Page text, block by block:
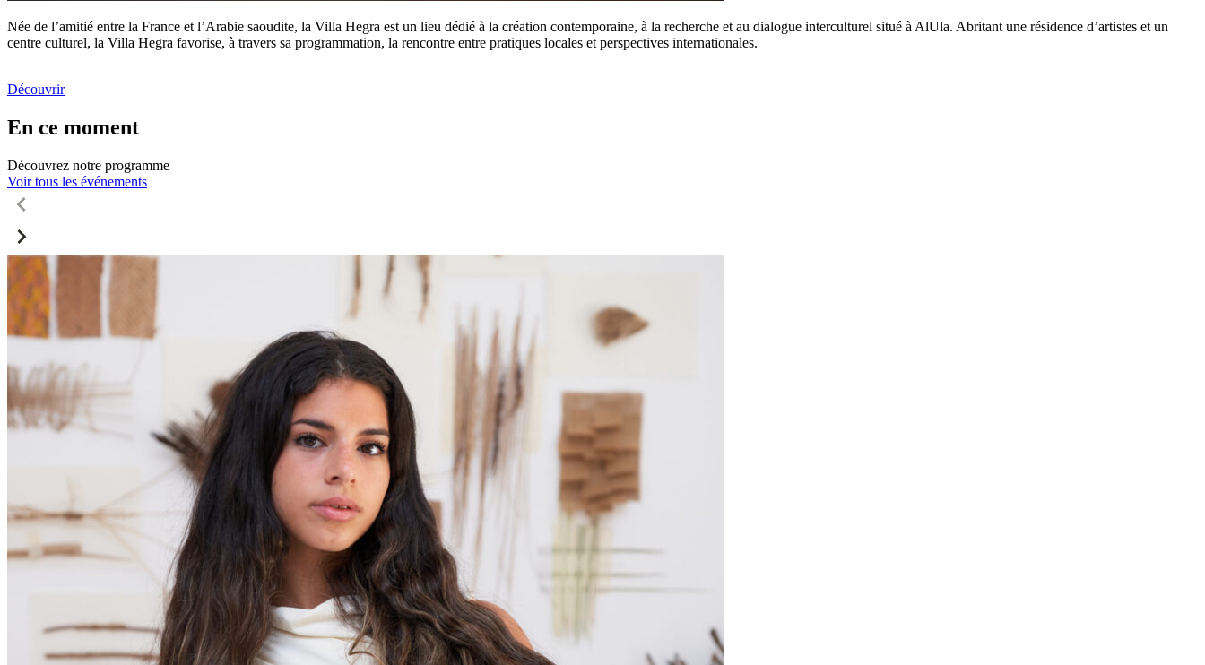
Née de l’amitié entre la France et l’Arabie saoudite, la Villa Hegra est un lieu dédié à la création contemporaine, à la recherche et au dialogue interculturel situé à AlUla. Abritant une résidence d’artistes et un
centre culturel, la Villa Hegra favorise, à travers sa programmation, la rencontre entre pratiques locales et perspectives internationales.
Découvrir
En ce moment
Découvrez notre programme
Voir tous les événements